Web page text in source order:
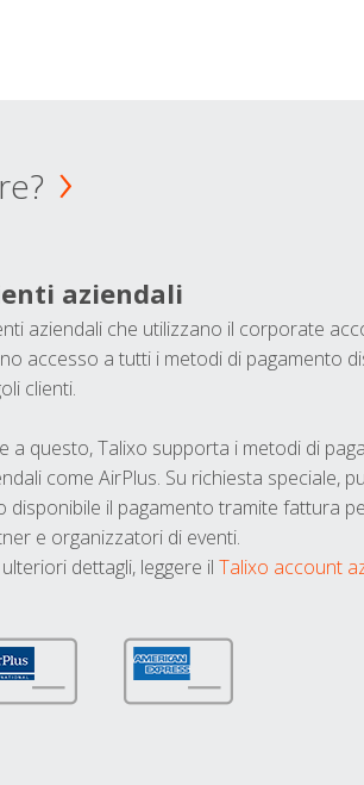
aziendali
aziendali che utilizzano il corporate
accesso a tutti i metodi di pagamento
clienti.
a questo, Talixo supporta i metodi di
come AirPlus. Su richiesta speciale,
disponibile il pagamento tramite fattura
e organizzatori di eventi.
dettagli, leggere il Talixo account